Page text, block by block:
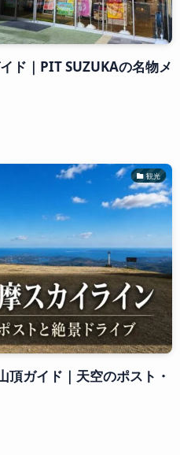
ド｜PIT SUZUKAの名物メ
観光
頂ガイド｜天空のポスト・